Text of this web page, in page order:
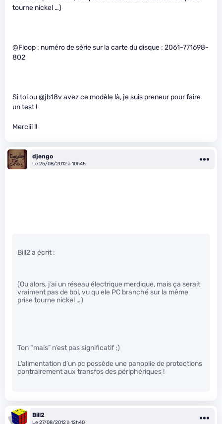
tourne nickel …)
@Floop : numéro de série sur la carte du disque : 2061-771698-
802
Si toi ou @jb18v avez ce modèle là, je suis preneur pour faire
un test !
Merciii !!
djengo
Le 25/08/2012 à 10h45
Bill2 a écrit :
(Ou alors, j’ai un réseau électrique merdique, mais ça serait
vraiment pas de bol, vu qu ele PC branché sur la même
prise tourne nickel …)
Ton “mais” n’est pas significatif ;)
L’alimentation d’un pc possède une panoplie de protections
contrairement aux transfos des périphériques !
Bill2
Le 27/08/2012 à 12h40